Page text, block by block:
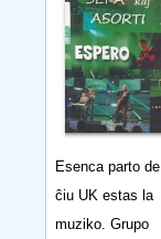
Esenca parto de
ĉiu UK estas la
muziko. Grupo